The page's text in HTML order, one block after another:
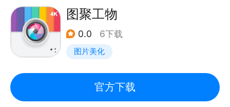
图聚工物
0.0 6下载
图片美化
官方下载